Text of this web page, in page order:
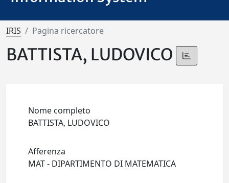
IRIS Pagina ricercatore
BATTISTA, LUDOVICO
Nome completo
BATTISTA, LUDOVICO
Afferenza
MAT - DIPARTIMENTO DI MATEMATICA